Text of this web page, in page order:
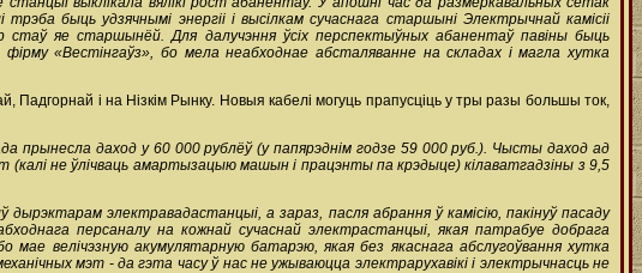
быць удзячнымі энергіі і высілкам сучаснага старшыні Электрычнай камісіі
стаў яе старшынёй. Для далучэння ўсіх перспектыўных абанентаў павіны быць
«Вестінгаўз», бо мела неабходнае абсталяванне на складах і магла хутка
Падгорнай і на Нізкім Рынку. Новыя кабелі могуць прапусціць у тры разы большы ток,
прынесла даход у 60 000 рублёў (у папярэднім годзе 59 000 руб.). Чысты даход ад
(калі не ўлічваць амартызацыю машын і працэнты па крэдыце) кілават­гадзіны з 9,5
дырэктарам электра­вадастанцыі, а зараз, пасля абрання ў камісію, пакінуў пасаду
персаналу на кожнай сучаснай электрастанцыі, якая патрабуе добрага
велічэзную акумулятарную батарэю, якая без якаснага абслугоўвання хутка
мэт - да гэта часу ў нас не ужываюцца электрарухавікі і электрычнасць не